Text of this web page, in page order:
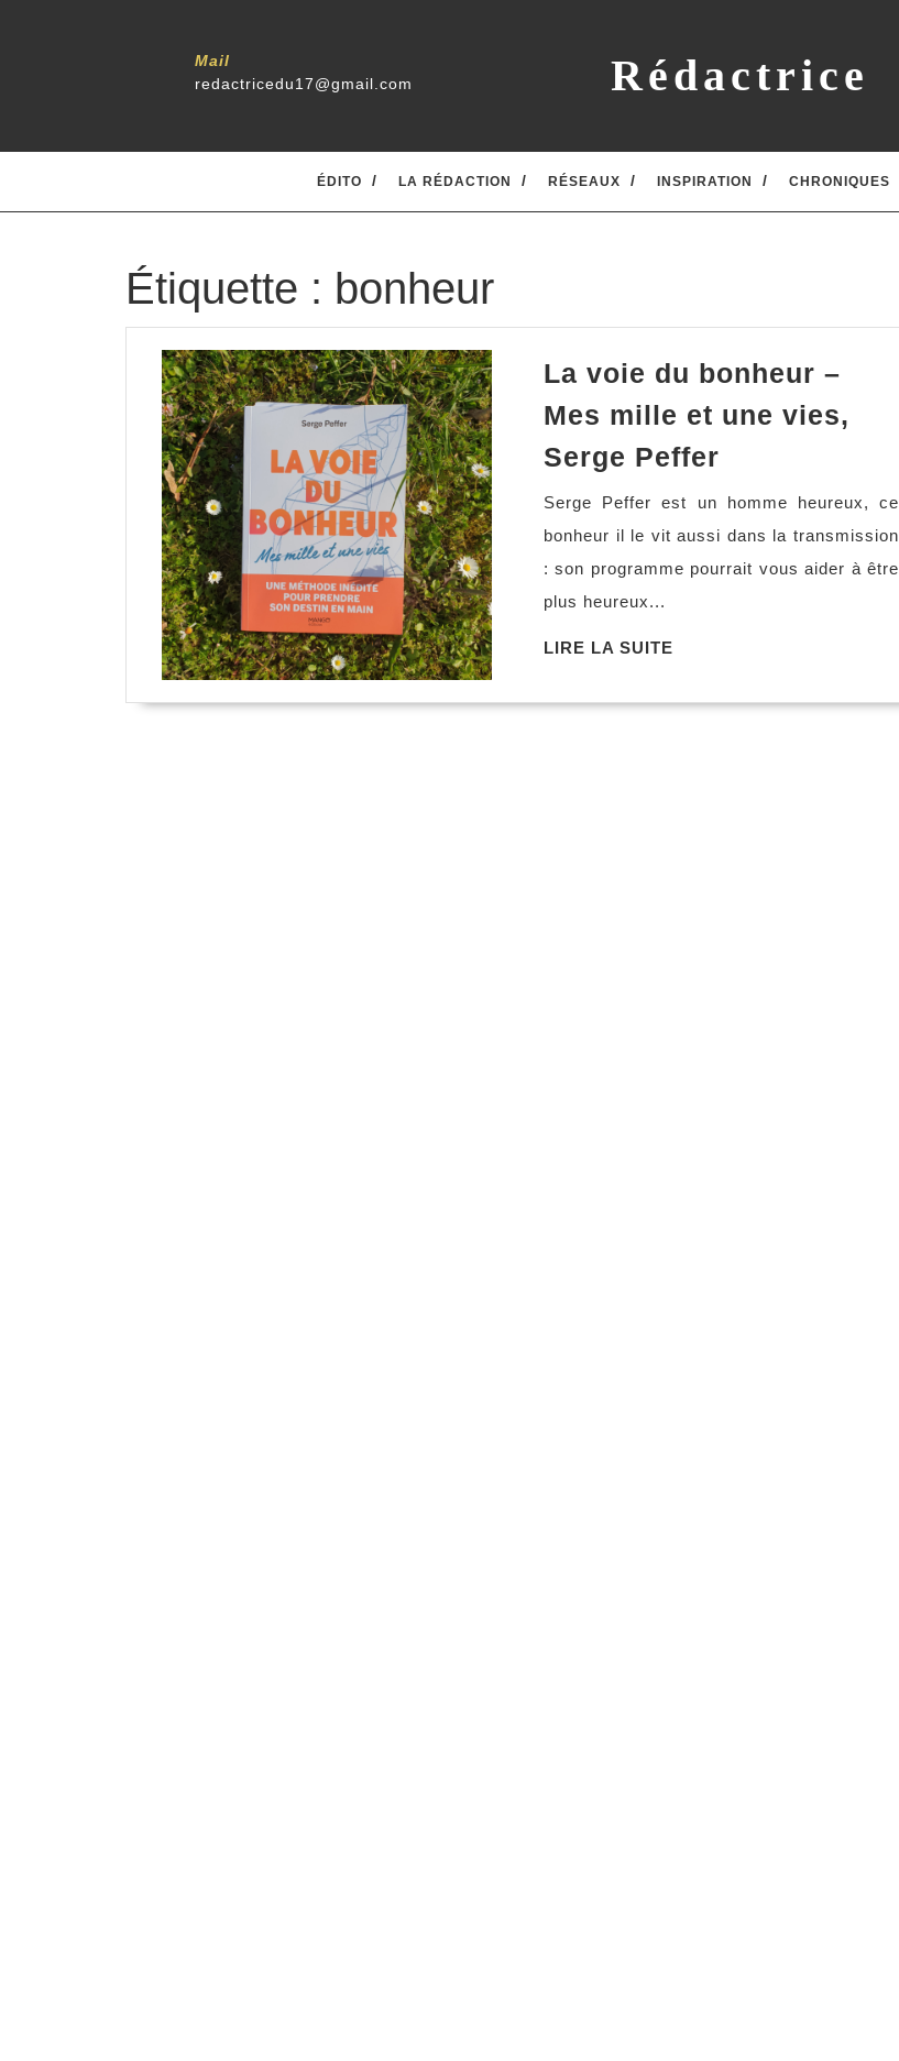
Mail
redactricedu17@gmail.com
Rédactrice
ÉDITO LA RÉDACTION RÉSEAUX INSPIRATION CHRONIQUES
Étiquette : bonheur
La voie du bonheur –
Mes mille et une vies,
Serge Peffer
du
bonheur
–
une
Serge Peffer est un homme heureux, ce
bonheur il le vit aussi dans la transmission
: son programme pourrait vous aider à être
plus heureux...
LIRE LA SUITE